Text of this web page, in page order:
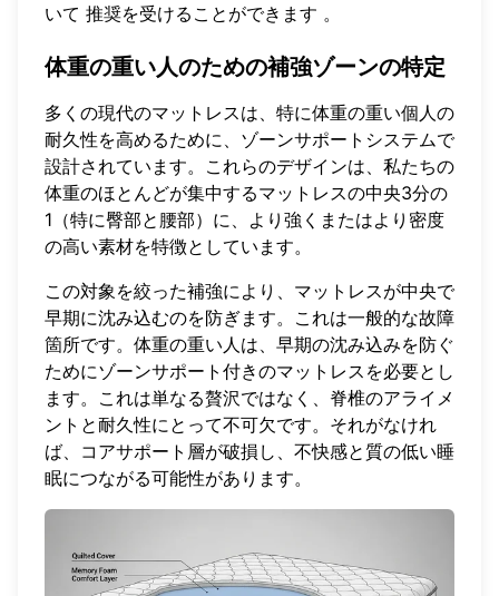
いて 推奨を受けることができます 。
体重の重い人のための補強ゾーンの特定
多くの現代のマットレスは、特に体重の重い個人の
耐久性を高めるために、ゾーンサポートシステムで
設計されています。これらのデザインは、私たちの
体重のほとんどが集中するマットレスの中央3分の
1（特に臀部と腰部）に、より強くまたはより密度
の高い素材を特徴としています。
この対象を絞った補強により、マットレスが中央で
早期に沈み込むのを防ぎます。これは一般的な故障
箇所です。体重の重い人は、早期の沈み込みを防ぐ
ためにゾーンサポート付きのマットレスを必要とし
ます。これは単なる贅沢ではなく、脊椎のアライメ
ントと耐久性にとって不可欠です。それがなけれ
ば、コアサポート層が破損し、不快感と質の低い睡
眠につながる可能性があります。